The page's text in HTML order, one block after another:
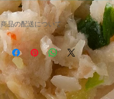
商品の配送について
●商品を注文する前に必ず読んでくだ
ご注文方法
インターネットで２４時間 いつで
お電話で
０２４１－３６－２６７５